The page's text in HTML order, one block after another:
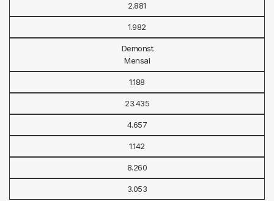
2.881
1.982
Demonst.
Mensal
1.188
23.435
4.657
1.142
8.260
3.053